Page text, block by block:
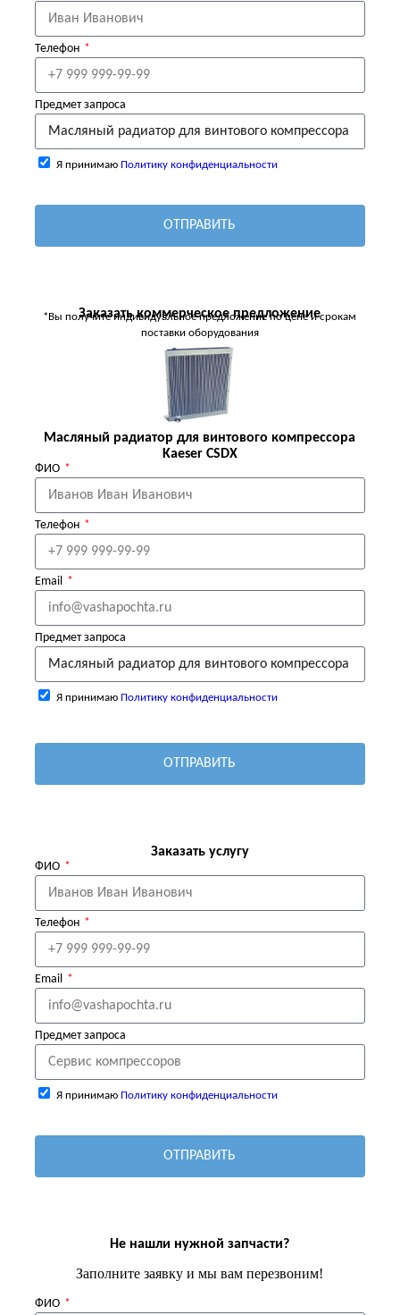
Телефон
Предмет запроса
Я принимаю Политику конфиденциальности
ОТПРАВИТЬ
Заказать коммерческое предложение
*Вы получите индивидуальное предложение по цене и срокам
поставки оборудования
Масляный радиатор для винтового компрессора
Kaeser CSDX
ФИО
Телефон
Email
Предмет запроса
Я принимаю Политику конфиденциальности
ОТПРАВИТЬ
Заказать услугу
ФИО
Телефон
Email
Предмет запроса
Я принимаю Политику конфиденциальности
ОТПРАВИТЬ
Не нашли нужной запчасти?
Заполните заявку и мы вам перезвоним!
ФИО